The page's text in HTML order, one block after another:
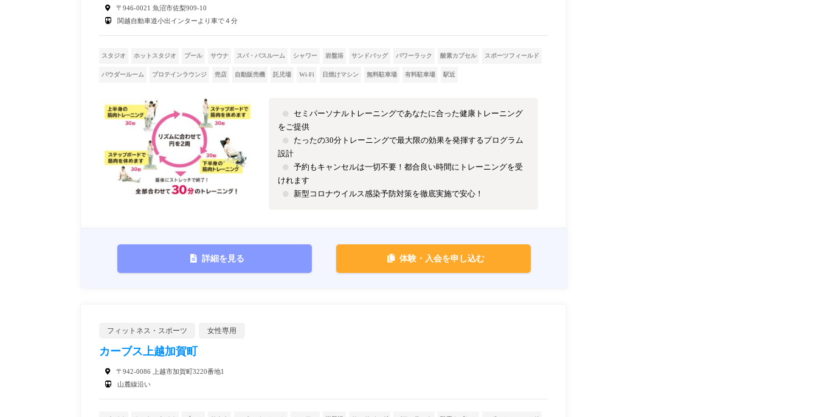
〒946-0021 魚沼市佐梨909-10
関越自動車道小出インターより車で４分
スタジオ ホットスタジオ プール サウナ スパ・バスルーム シャワー 岩盤浴 サンドバッグ パワーラック 酸素カプセル スポーツフィールド
パウダールーム プロテインラウンジ 売店 自動販売機 託児場 Wi-Fi 日焼けマシン 無料駐車場 有料駐車場 駅近
セミパーソナルトレーニングであなたに合った健康トレーニング
をご提供
たったの30分トレーニングで最大限の効果を発揮するプログラム
設計
予約もキャンセルは一切不要！都合良い時間にトレーニングを受
けれます
新型コロナウイルス感染予防対策を徹底実施で安心！
詳細を見る 体験・入会を申し込む
フィットネス・スポーツ 女性専用
カーブス上越加賀町
〒942-0086 上越市加賀町3220番地1
山麓線沿い